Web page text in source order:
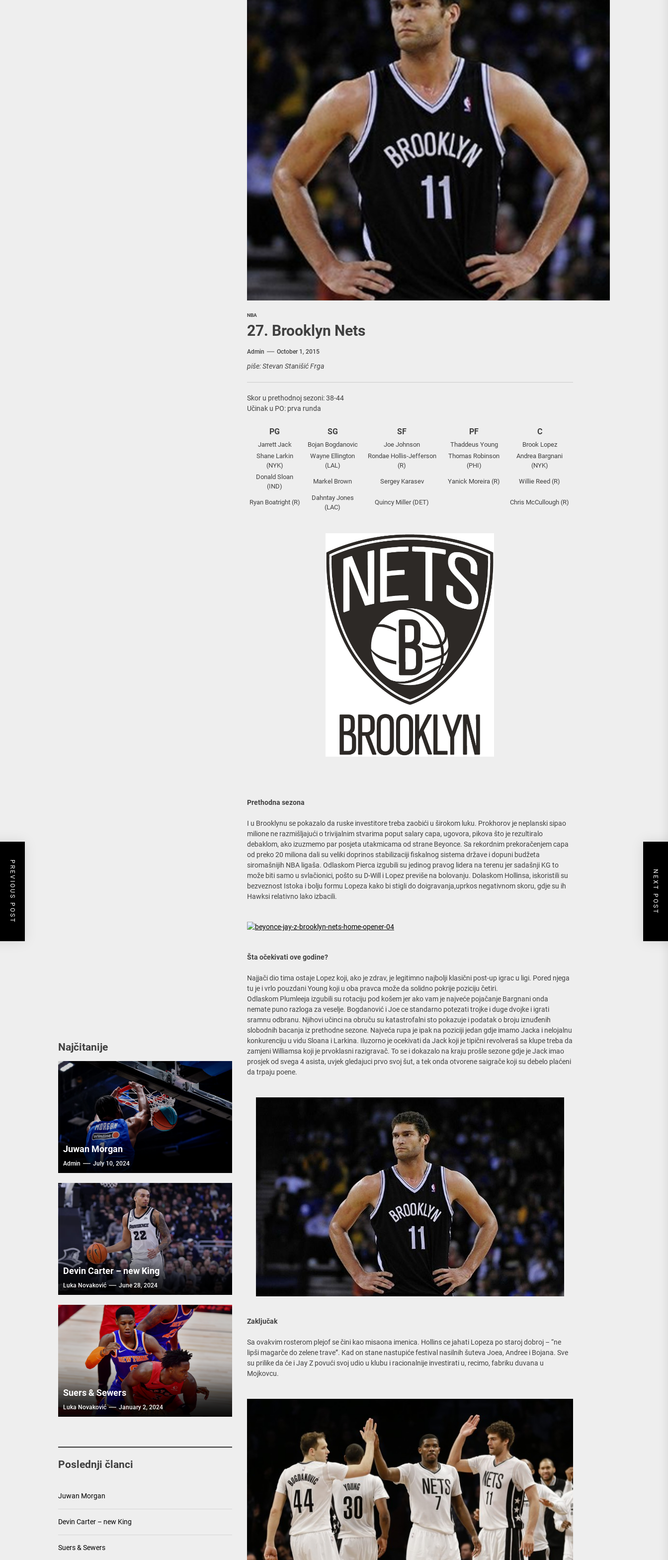
NBA
27. Brooklyn Nets
Admin October 1, 2015
piše: Stevan Stanišić Frga
Skor u prethodnoj sezoni: 38-44
Učinak u PO: prva runda
PG SG SF PF C
Jarrett Jack Bojan Bogdanovic Joe Johnson Thaddeus Young
Brook Lopez
Shane Larkin
(NYK)
Wayne Ellington
(LAL)
Rondae Hollis-Jefferson
(R)
Thomas Robinson
(PHI)
Andrea Bargnani
(NYK)
Donald Sloan
(IND)
Markel Brown Sergey Karasev Yanick Moreira (R) Willie Reed (R)
Ryan Boatright (R)
Dahntay Jones
(LAC)
Quincy Miller (DET) Chris McCullough (R)
Prethodna sezona
I u Brooklynu se pokazalo da ruske investitore treba zaobići u širokom luku. Prokhorov je neplanski sipao
milione ne razmišljajući o trivijalnim stvarima poput salary capa, ugovora, pikova što je rezultiralo
debaklom, ako izuzmemo par posjeta utakmicama od strane Beyonce. Sa rekordnim prekoračenjem capa
od preko 20 miliona dali su veliki doprinos stabilizaciji fiskalnog sistema države i dopuni budžeta
siromašnijih NBA ligaša. Odlaskom Pierca izgubili su jedinog pravog lidera na terenu jer sadašnji KG to
može biti samo u svlačionici, pošto su D-Will i Lopez previše na bolovanju. Dolaskom Hollinsa, iskoristili su
bezveznost Istoka i bolju formu Lopeza kako bi stigli do doigravanja,uprkos negativnom skoru, gdje su ih
Hawksi relativno lako izbacili.
Šta očekivati ove godine?
Najjači dio tima ostaje Lopez koji, ako je zdrav, je legitimno najbolji klasični post-up igrac u ligi. Pored njega
tu je i vrlo pouzdani Young koji u oba pravca može da solidno pokrije poziciju četiri.
Odlaskom Plumleeja izgubili su rotaciju pod košem jer ako vam je najveće pojačanje Bargnani onda
nemate puno razloga za veselje. Bogdanović i Joe ce standarno potezati trojke i duge dvojke i igrati
sramnu odbranu. Njihovi učinci na obruču su katastrofalni sto pokazuje i podatak o broju iznuđenih
slobodnih bacanja iz prethodne sezone. Najveća rupa je ipak na poziciji jedan gdje imamo Jacka i nelojalnu
konkurenciju u vidu Sloana i Larkina. Iluzorno je ocekivati da Jack koji je tipični revolveraš sa klupe treba da
zamjeni Williamsa koji je prvoklasni razigravač. To se i dokazalo na kraju prošle sezone gdje je Jack imao
prosjek od svega 4 asista, uvjek gledajuci prvo svoj šut, a tek onda otvorene saigrače koji su debelo plaćeni
da trpaju poene.
Zaključak
Sa ovakvim rosterom plejof se čini kao misaona imenica. Hollins ce jahati Lopeza po staroj dobroj – “ne
lipši magarče do zelene trave”. Kad on stane nastupiće festival nasilnih šuteva Joea, Andree i Bojana. Sve
su prilike da će i Jay Z povući svoj udio u klubu i racionalnije investirati u, recimo, fabriku duvana u
Mojkovcu.
PREVIOUS POST NEXT POST
Najčitanije
Juwan Morgan
Admin July 10, 2024
Devin Carter – new King
Luka Novaković June 28, 2024
Suers & Sewers
Luka Novaković January 2, 2024
Poslednji članci
Juwan Morgan
Devin Carter – new King
Suers & Sewers